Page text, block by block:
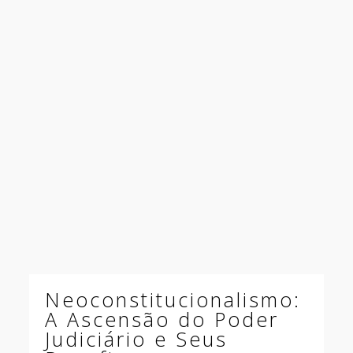
Neoconstitucionalismo:
A Ascensão do Poder
Judiciário e Seus